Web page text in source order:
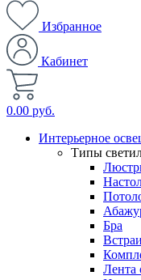
Избранное
Кабинет
0.00 руб.
Интерьерное
Типы
Бра
Лента